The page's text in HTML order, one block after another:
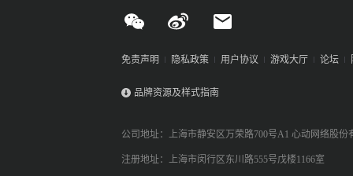
免责声明 隐私政策 用户协议 游戏大厅 论坛
品牌资源及样式指南
公司地址：上海市静安区万荣路700号A1 心动网络股份
注册地址：上海市闵行区东川路555号戊楼1166室